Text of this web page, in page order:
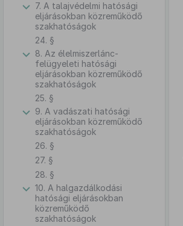
7. A talajvédelmi hatósági
eljárásokban közreműködő
szakhatóságok
24. §
8. Az élelmiszerlánc-
felügyeleti hatósági
eljárásokban közreműködő
szakhatóságok
25. §
9. A vadászati hatósági
eljárásokban közreműködő
szakhatóságok
26. §
27. §
28. §
10. A halgazdálkodási
hatósági eljárásokban
közreműködő
szakhatóságok